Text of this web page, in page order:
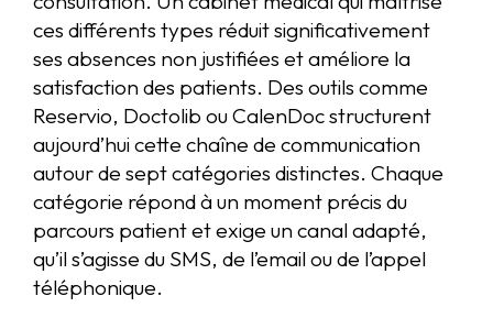
ces différents types réduit significativement
ses absences non justifiées et améliore la
satisfaction des patients. Des outils comme
Reservio, Doctolib ou CalenDoc structurent
aujourd’hui cette chaîne de communication
autour de sept catégories distinctes. Chaque
catégorie répond à un moment précis du
parcours patient et exige un canal adapté,
qu’il s’agisse du SMS, de l’email ou de l’appel
téléphonique.